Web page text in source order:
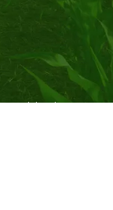
tout en